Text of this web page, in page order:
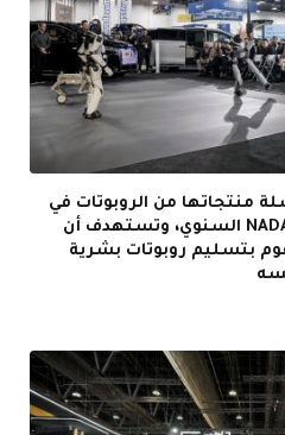
منتجاتها من الروبوتات في
لاس فيغاس خلال معرض NADA السنوي، وتستهدف أن
بتسليم روبوتات بشرية